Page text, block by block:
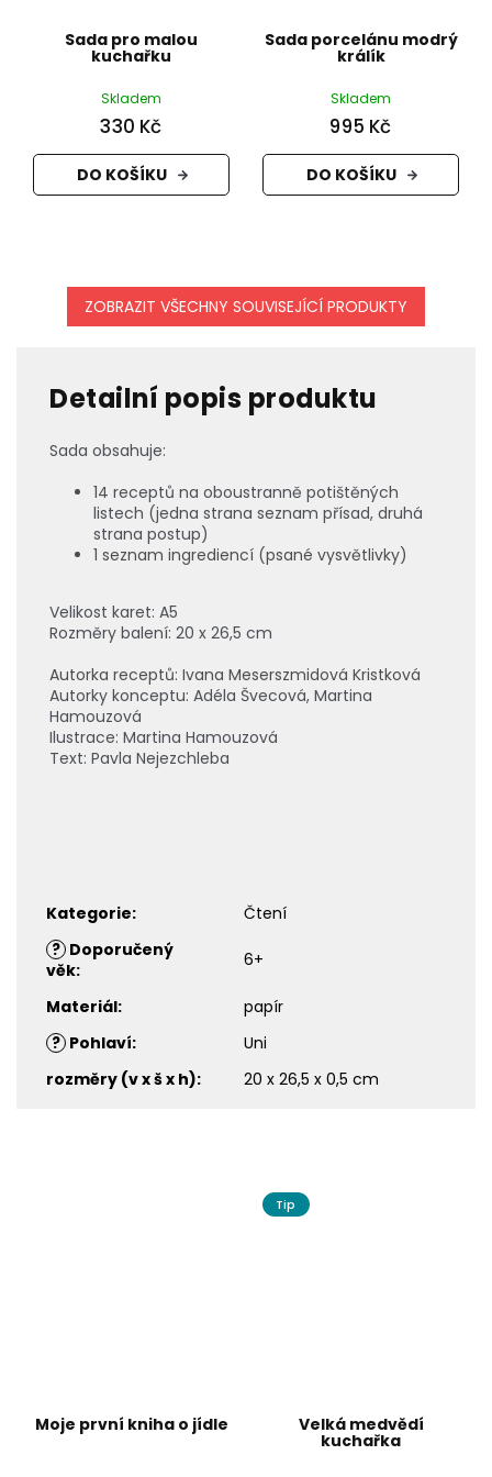
Sada pro malou
kuchařku
Skladem
330 Kč
DO KOŠÍKU
Sada porcelánu modrý
králík
Skladem
995 Kč
DO KOŠÍKU
ZOBRAZIT VŠECHNY SOUVISEJÍCÍ PRODUKTY
Detailní popis produktu
Sada obsahuje:
14 receptů na oboustranně potištěných
listech (jedna strana seznam přísad, druhá
strana postup)
1 seznam ingrediencí (psané vysvětlivky)
Velikost karet: A5
Rozměry balení: 20 x 26,5 cm
Autorka receptů: Ivana Meserszmidová Kristková
Autorky konceptu: Adéla Švecová, Martina
Hamouzová
Ilustrace: Martina Hamouzová
Text: Pavla Nejezchleba
Kategorie:
Čtení
? Doporučený
věk: 6+
Materiál:
papír
? Pohlaví:
Uni
rozměry (v x š x h): 20 x 26,5 x 0,5 cm
Moje první kniha o jídle
Tip
Velká medvědí
kuchařka